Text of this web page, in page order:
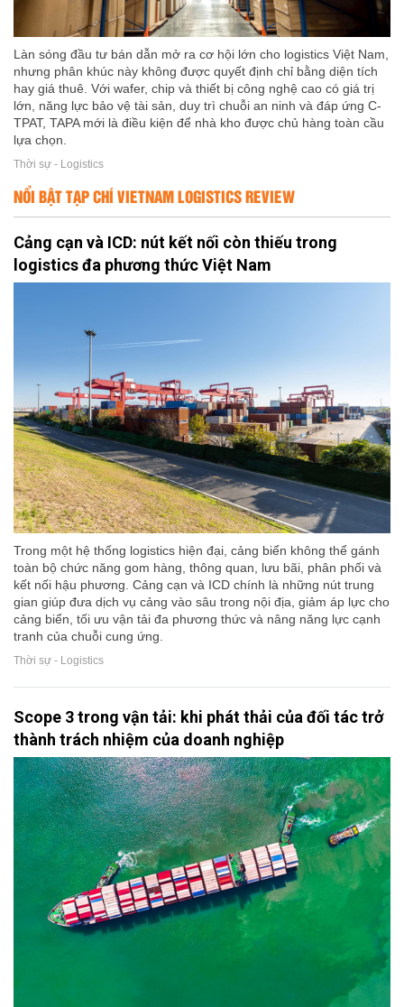
Làn sóng đầu tư bán dẫn mở ra cơ hội lớn cho logistics Việt Nam,
nhưng phân khúc này không được quyết định chỉ bằng diện tích
hay giá thuê. Với wafer, chip và thiết bị công nghệ cao có giá trị
lớn, năng lực bảo vệ tài sản, duy trì chuỗi an ninh và đáp ứng C-
TPAT, TAPA mới là điều kiện để nhà kho được chủ hàng toàn cầu
lựa chọn.
Thời sự - Logistics
NỔI BẬT TẠP CHÍ VIETNAM LOGISTICS REVIEW
Cảng cạn và ICD: nút kết nối còn thiếu trong
logistics đa phương thức Việt Nam
Trong một hệ thống logistics hiện đại, cảng biển không thể gánh
toàn bộ chức năng gom hàng, thông quan, lưu bãi, phân phối và
kết nối hậu phương. Cảng cạn và ICD chính là những nút trung
gian giúp đưa dịch vụ cảng vào sâu trong nội địa, giảm áp lực cho
cảng biển, tối ưu vận tải đa phương thức và nâng năng lực cạnh
tranh của chuỗi cung ứng.
Thời sự - Logistics
Scope 3 trong vận tải: khi phát thải của đối tác trở
thành trách nhiệm của doanh nghiệp